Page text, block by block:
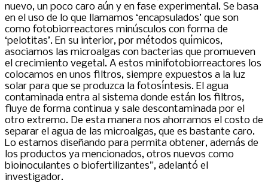
nuevo, un poco caro aún y en fase experimental. Se basa
en el uso de lo que llamamos ‘encapsulados’ que son
como fotobiorreactores minúsculos con forma de
‘pelotitas’. En su interior, por métodos químicos,
asociamos las microalgas con bacterias que promueven
el crecimiento vegetal. A estos minifotobiorreactores los
colocamos en unos filtros, siempre expuestos a la luz
solar para que se produzca la fotosíntesis. El agua
contaminada entra al sistema donde están los filtros,
fluye de forma continua y sale descontaminada por el
otro extremo. De esta manera nos ahorramos el costo de
separar el agua de las microalgas, que es bastante caro.
Lo estamos diseñando para permita obtener, además de
los productos ya mencionados, otros nuevos como
bioinoculantes o biofertilizantes”, adelantó el
investigador.